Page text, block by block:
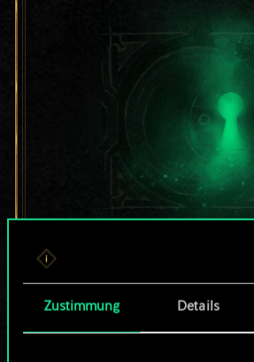
Zustimmung Details
Bis jetzt ist
ein
Karten.